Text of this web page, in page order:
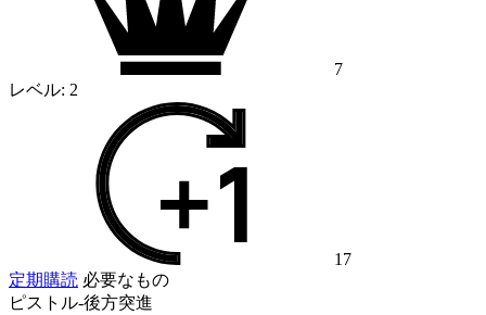
7
レベル: 2
17
定期購読 必要なもの
ピストル-後方突進